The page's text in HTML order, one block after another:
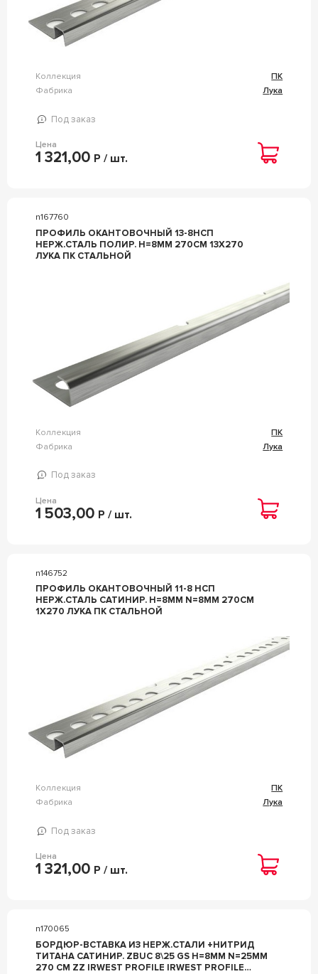
Коллекция
ПК
Фабрика
Лука
Под заказ
Цена
1 321,00 Р / шт.
n167760
ПРОФИЛЬ ОКАНТОВОЧНЫЙ 13-8НСП
НЕРЖ.СТАЛЬ ПОЛИР. H=8ММ 270СМ 13Х270
ЛУКА ПК СТАЛЬНОЙ
Коллекция
ПК
Фабрика
Лука
Под заказ
Цена
1 503,00 Р / шт.
n146752
ПРОФИЛЬ ОКАНТОВОЧНЫЙ 11-8 НСП
НЕРЖ.СТАЛЬ САТИНИР. H=8ММ N=8ММ 270СМ
1Х270 ЛУКА ПК СТАЛЬНОЙ
Коллекция
ПК
Фабрика
Лука
Под заказ
Цена
1 321,00 Р / шт.
n170065
БОРДЮР-ВСТАВКА ИЗ НЕРЖ.СТАЛИ +НИТРИД
ТИТАНА САТИНИР. ZBUC 8\25 GS H=8ММ N=25ММ
270 СМ ZZ IRWEST PROFILE IRWEST PROFILE